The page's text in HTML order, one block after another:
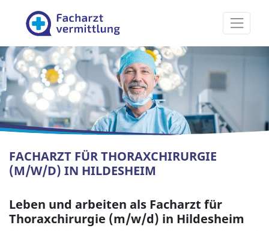
Facharztvermittlung
FACHARZT FÜR THORAXCHIRURGIE
(M/W/D) IN HILDESHEIM
Leben und arbeiten als Facharzt für
Thoraxchirurgie (m/w/d) in Hildesheim